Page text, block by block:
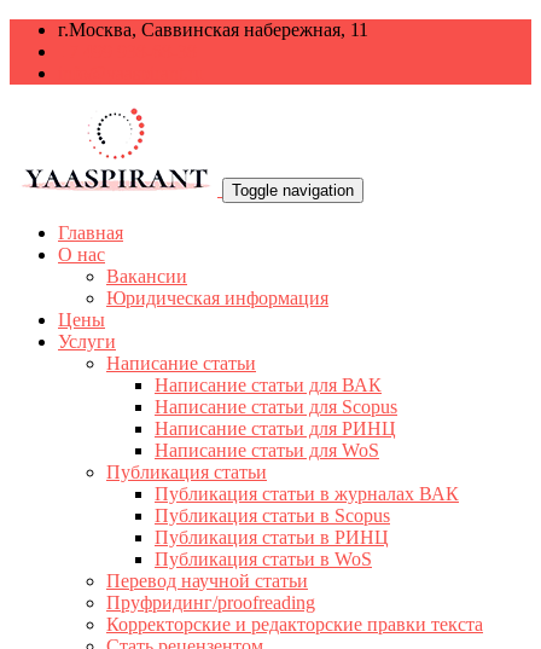
г.Москва, Саввинская набережная, 11
Toggle navigation
Главная
О нас
Вакансии
Юридическая информация
Цены
Услуги
Написание статьи
Написание статьи для ВАК
Написание статьи для Scopus
Написание статьи для РИНЦ
Написание статьи для WoS
Публикация статьи
Публикация статьи в журналах ВАК
Публикация статьи в Scopus
Публикация статьи в РИНЦ
Публикация статьи в WoS
Перевод научной статьи
Пруфридинг/proofreading
Корректорские и редакторские правки текста